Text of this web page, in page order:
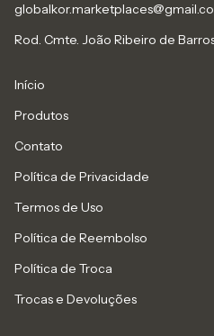
Rod. Cmte. João Ribeiro de
Início
Produtos
Contato
Política de Privacidade
Termos de Uso
Política de Reembolso
Política de Troca
Trocas e Devoluções